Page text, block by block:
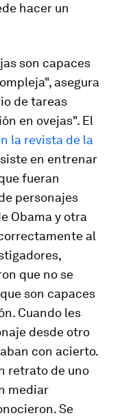
hacer un
son capaces
asegura
de tareas
en ovejas". El
la revista de la
en entrenar
fueran
personajes
Obama y otra
al
que no se
son capaces
Cuando les
desde otro
con acierto.
retrato de uno
mediar
Se